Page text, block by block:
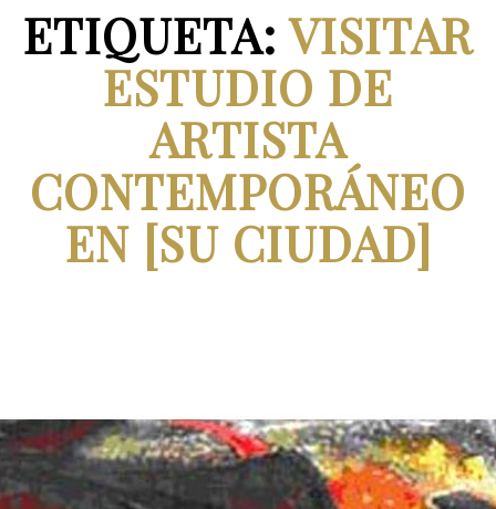
ETIQUETA:VISITAR
ESTUDIO DE
ARTISTA
CONTEMPORÁNEO
EN [SU CIUDAD]